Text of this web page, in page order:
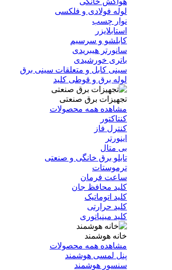
لوله فولادی و فلکسی
نوار چسب
استابلایزر
کابلشو و سرسیم
سانورتر هیبریدی
باتری خورشیدی
سینی کابل و متعلقات سینی برق
لوله برق و قوطی کلید
تجهیزات برق صنعتی
مشاهده همه محصولات
کنتاکتور
کنترل فاز
اینورتر
بی متال
تابلو برق خانگی و صنعتی
ترموستات
ساعت فرمان
کلید محافظ جان
کلید اتوماتیک
کلید حرارتی
کلید مینیاتوری
خانه هوشمند
مشاهده همه محصولات
پنل لمسی هوشمند
سنسور هوشمند